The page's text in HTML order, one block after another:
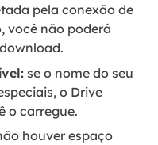
pela conexão de
você não poderá
se o nome do seu
o Drive
o carregue.
houver espaço